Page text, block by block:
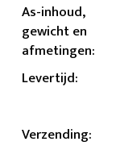
As-inhoud,
gewicht en
afmetingen:
Levertijd:
Verzending: